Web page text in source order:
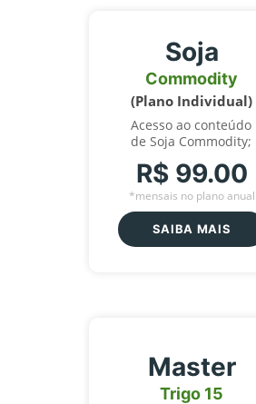
Soja
Commodity
(Plano Individual)
Acesso ao conteúdo
de Soja Commodity;
R$ 99.00
*mensais no plano anual
SAIBA MAIS
Master
Trigo 15